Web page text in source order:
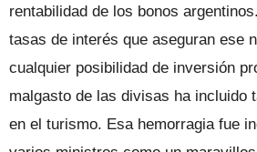
rentabilidad de los bonos
tasas de interés que aseguran ese
cualquier posibilidad de inversión
malgasto de las divisas ha incluido
en el turismo. Esa hemorragia fue